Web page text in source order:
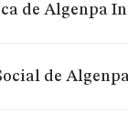
de Algenpa
de